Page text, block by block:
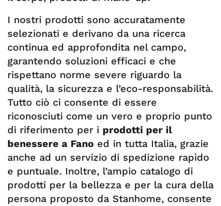
I nostri prodotti sono accuratamente
selezionati e derivano da una ricerca
continua ed approfondita nel campo,
garantendo soluzioni efficaci e che
rispettano norme severe riguardo la
qualità, la sicurezza e l’eco-responsabilità.
Tutto ciò ci consente di essere
riconosciuti come un vero e proprio punto
di riferimento per i prodotti per il
benessere a Fano ed in tutta Italia, grazie
anche ad un servizio di spedizione rapido
e puntuale. Inoltre, l’ampio catalogo di
prodotti per la bellezza e per la cura della
persona proposto da Stanhome, consente